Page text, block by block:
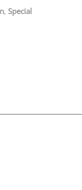
, Special